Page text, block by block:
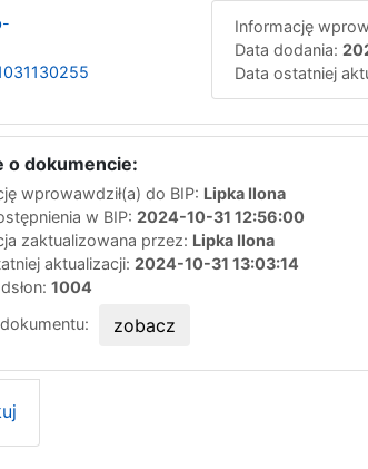
Informację
Data dodania:
Data ostatniej
o dokumencie:
wprowawdził(a) do BIP: Lipka Ilona
w BIP: 2024-10-31 12:56:00
zaktualizowana przez: Lipka Ilona
aktualizacji: 2024-10-31 13:03:14
1004
zobacz